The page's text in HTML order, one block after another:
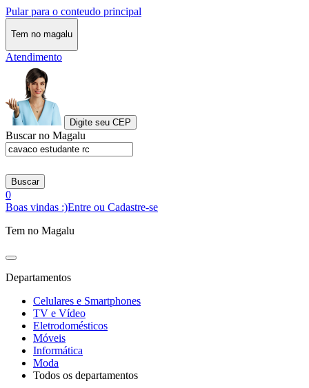
Pular para o conteudo principal
Tem no magalu
Atendimento
Digite seu CEP
Buscar no Magalu
Buscar
0
Boas vindas :)Entre ou Cadastre-se
Tem no Magalu
Departamentos
Celulares e Smartphones
TV e Vídeo
Eletrodomésticos
Móveis
Informática
Moda
Todos os departamentos